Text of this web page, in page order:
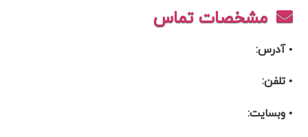
مشخصات تماس
• آدرس:
• تلفن:
• وبسایت: